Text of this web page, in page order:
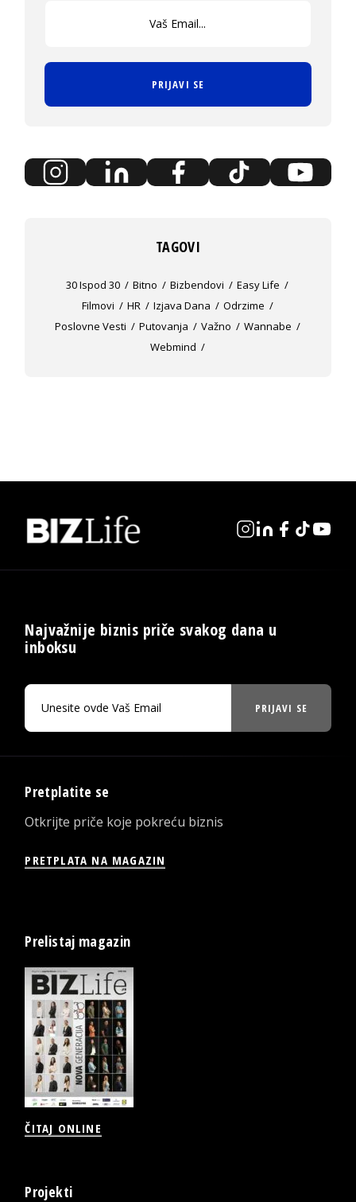
PRIJAVI SE
TAGOVI
30 Ispod 30 Bitno Bizbendovi
Easy Life
Filmovi
HR Izjava Dana
Odrzime
Poslovne Vesti
Putovanja Važno
Wannabe
Webmind
Najvažnije biznis priče svakog dana u
inboksu
PRIJAVI SE
Pretplatite se
Otkrijte priče koje pokreću biznis
PRETPLATA NA MAGAZIN
Prelistaj magazin
ČITAJ ONLINE
Projekti